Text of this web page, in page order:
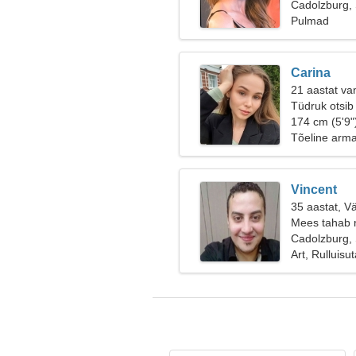
Cadolzburg,
Pulmad
Carina
21 aastat
Tüdruk
174 cm
Tõeline
Vincent
35 aastat,
Mees tahab
Cadolzburg,
Art,